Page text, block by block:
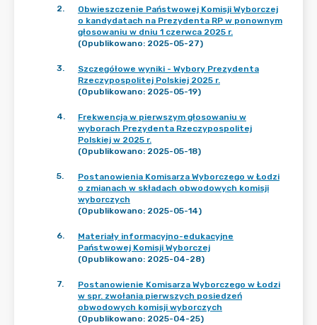
2.
Obwieszczenie Państwowej Komisji Wyborczej
o kandydatach na Prezydenta RP w ponownym
głosowaniu w dniu 1 czerwca 2025 r.
(Opublikowano: 2025-05-27)
3.
Szczegółowe wyniki - Wybory Prezydenta
Rzeczypospolitej Polskiej 2025 r.
(Opublikowano: 2025-05-19)
4.
Frekwencja w pierwszym głosowaniu w
wyborach Prezydenta Rzeczypospolitej
Polskiej w 2025 r.
(Opublikowano: 2025-05-18)
5.
Postanowienia Komisarza Wyborczego w Łodzi
o zmianach w składach obwodowych komisji
wyborczych
(Opublikowano: 2025-05-14)
6.
Materiały informacyjno-edukacyjne
Państwowej Komisji Wyborczej
(Opublikowano: 2025-04-28)
7.
Postanowienie Komisarza Wyborczego w Łodzi
w spr. zwołania pierwszych posiedzeń
obwodowych komisji wyborczych
(Opublikowano: 2025-04-25)